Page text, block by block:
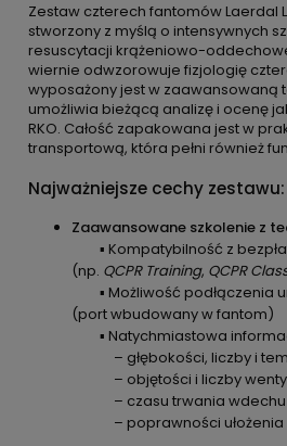
Zestaw czterech fantomów Laerdal
stworzony z myślą o intensywnych
resuscytacji krążeniowo-
wiernie odwzorowuje fizjologię
wyposażony jest w zaawansowaną
umożliwia bieżącą analizę i ocenę
RKO. Całość zapakowana jest w
transportową, która pełni również
Najważniejsze cechy zestawu:
Zaawansowane szkolenie z
▪ Kompatybilność z
(np. QCPR Training, QCPR
▪ Możliwość podłączenia
(port wbudowany w fantom)
▪ Natychmiastowa
– głębokości, liczby i
– objętości i liczby
– czasu trwania wdechu
– poprawności ułożenia